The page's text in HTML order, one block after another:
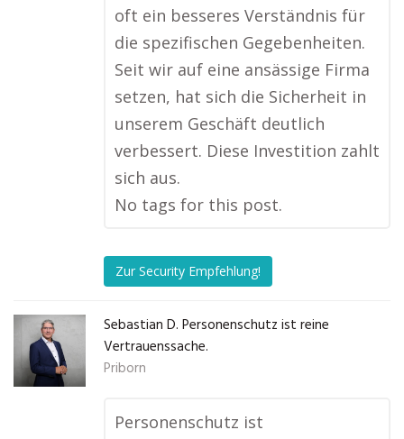
oft ein besseres Verständnis für
die spezifischen Gegebenheiten.
Seit wir auf eine ansässige Firma
setzen, hat sich die Sicherheit in
unserem Geschäft deutlich
verbessert. Diese Investition zahlt
sich aus.
No tags for this post.
Zur Security Empfehlung!
Sebastian D. Personenschutz ist reine
Vertrauenssache.
Priborn
Personenschutz ist